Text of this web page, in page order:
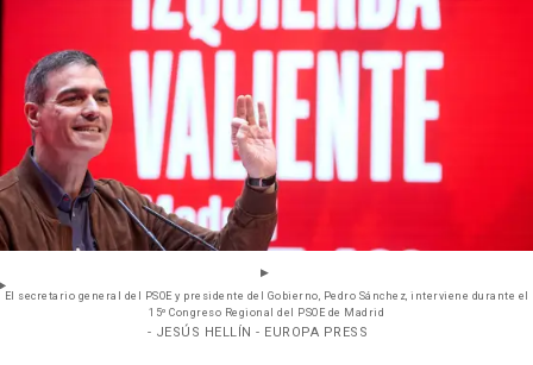
El secretario general del PSOE y presidente del Gobierno, Pedro Sánchez, interviene durante el
15º Congreso Regional del PSOE de Madrid
- JESÚS HELLÍN - EUROPA PRESS